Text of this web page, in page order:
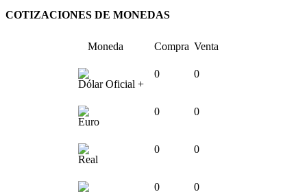
COTIZACIONES DE MONEDAS
Moneda Compra Venta
Dólar Oficial +
0 0
Euro
0 0
Real
0 0
0 0